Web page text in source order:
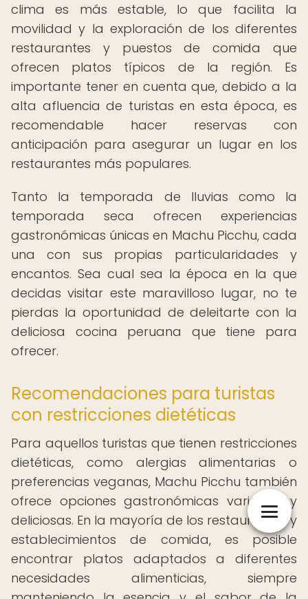
clima es más estable, lo que facilita la
movilidad y la exploración de los diferentes
restaurantes y puestos de comida que
ofrecen platos típicos de la región. Es
importante tener en cuenta que, debido a la
alta afluencia de turistas en esta época, es
recomendable hacer reservas con
anticipación para asegurar un lugar en los
restaurantes más populares.
Tanto la temporada de lluvias como la
temporada seca ofrecen experiencias
gastronómicas únicas en Machu Picchu, cada
una con sus propias particularidades y
encantos. Sea cual sea la época en la que
decidas visitar este maravilloso lugar, no te
pierdas la oportunidad de deleitarte con la
deliciosa cocina peruana que tiene para
ofrecer.
Recomendaciones para turistas
con restricciones dietéticas
Para aquellos turistas que tienen restricciones
dietéticas, como alergias alimentarias o
preferencias veganas, Machu Picchu también
ofrece opciones gastronómicas variadas y
deliciosas. En la mayoría de los restaurantes y
establecimientos de comida, es posible
encontrar platos adaptados a diferentes
necesidades alimenticias, siempre